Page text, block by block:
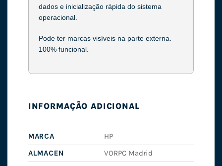
dados e inicialização rápida do sistema
operacional.
Pode ter marcas visíveis na parte externa.
100% funcional.
INFORMAÇÃO ADICIONAL
MARCA
HP
ALMACEN
VORPC Madrid